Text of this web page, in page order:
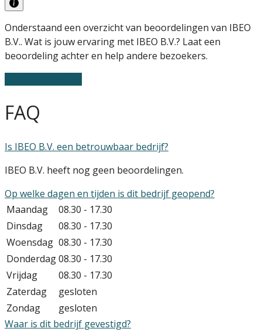
Onderstaand een overzicht van beoordelingen van IBEO
B.V.. Wat is jouw ervaring met IBEO B.V.? Laat een
beoordeling achter en help andere bezoekers.
FAQ
Is IBEO B.V. een betrouwbaar bedrijf?
IBEO B.V. heeft nog geen beoordelingen.
Op welke dagen en tijden is dit bedrijf geopend?
Maandag
08.30 - 17.30
Dinsdag
08.30 - 17.30
Woensdag 08.30 - 17.30
Donderdag08.30 - 17.30
Vrijdag
08.30 - 17.30
Zaterdag
gesloten
Zondag
gesloten
Waar is dit bedrijf gevestigd?